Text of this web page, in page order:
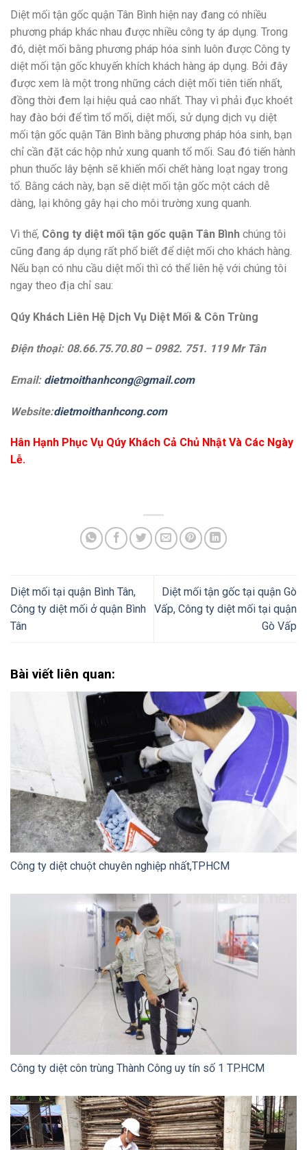
Diệt mối tận gốc quận Tân Bình hiện nay đang có nhiều
phương pháp khác nhau được nhiều công ty áp dụng. Trong
đó, diệt mối bằng phương pháp hóa sinh luôn được Công ty
diệt mối tận gốc khuyến khích khách hàng áp dụng. Bởi đây
được xem là một trong những cách diệt mối tiên tiến nhất,
đồng thời đem lại hiệu quả cao nhất. Thay vì phải đục khoét
hay đào bới để tìm tổ mối, diệt mối, sử dụng dịch vụ diệt
mối tận gốc quận Tân Bình bằng phương pháp hóa sinh, bạn
chỉ cần đặt các hộp nhử xung quanh tổ mối. Sau đó tiến hành
phun thuốc lây bệnh sẽ khiến mối chết hàng loạt ngay trong
tổ. Bằng cách này, bạn sẽ diệt mối tận gốc một cách dễ
dàng, lại không gây hại cho môi trường xung quanh.
Vì thế, Công ty diệt mối tận gốc quận Tân Bình chúng tôi
cũng đang áp dụng rất phổ biết để diệt mối cho khách hàng.
Nếu bạn có nhu cầu diệt mối thì có thể liên hệ với chúng tôi
ngay theo địa chỉ sau:
Qúy Khách Liên Hệ Dịch Vụ Diệt Mối & Côn Trùng
Điện thoại: 08.66.75.70.80 – 0982. 751. 119 Mr Tân
Email: dietmoithanhcong@gmail.com
Website:dietmoithanhcong.com
Hân Hạnh Phục Vụ Qúy Khách Cả Chủ Nhật Và Các Ngày
Lễ.
Diệt mối tại quận Bình Tân,
Công ty diệt mối ở quận Bình
Tân
Diệt mối tận gốc tại quận Gò
Vấp, Công ty diệt mối tại quận
Gò Vấp
Bài viết liên quan:
Công ty diệt chuột chuyên nghiệp nhất,TPHCM
Công ty diệt côn trùng Thành Công uy tín số 1 TP.HCM